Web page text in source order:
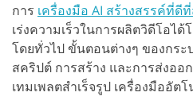
การ เครื่องมือ AI สร้างสรรค์ที่ดี
เร่งความเร็วในการผลิตวิดีโอไ
โดยทั่วไป ขั้นตอนต่างๆ ของกระ
สคริปต์ การสร้าง และการส่งออ
เทมเพลตสำเร็จรูป เครื่องมืออัต